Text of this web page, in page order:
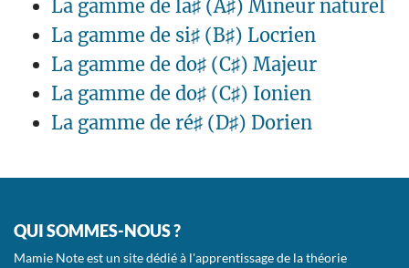
La gamme de la♯ (A♯) Mineur naturel
La gamme de si♯ (B♯) Locrien
La gamme de do♯ (C♯) Majeur
La gamme de do♯ (C♯) Ionien
La gamme de ré♯ (D♯) Dorien
QUI SOMMES-NOUS ?
Mamie Note est un site dédié à l'apprentissage de la théorie